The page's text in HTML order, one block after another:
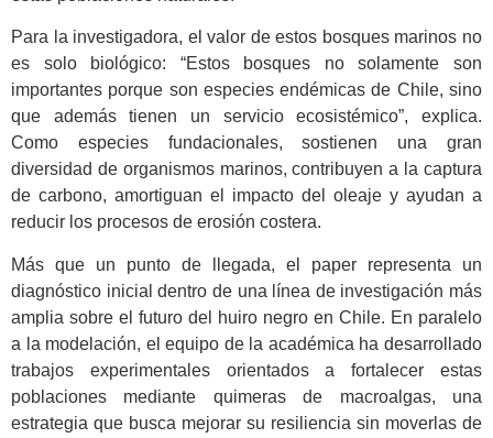
Para la investigadora, el valor de estos bosques marinos no
es solo biológico: “Estos bosques no solamente son
importantes porque son especies endémicas de Chile, sino
que además tienen un servicio ecosistémico”, explica.
Como especies fundacionales, sostienen una gran
diversidad de organismos marinos, contribuyen a la captura
de carbono, amortiguan el impacto del oleaje y ayudan a
reducir los procesos de erosión costera.
Más que un punto de llegada, el paper representa un
diagnóstico inicial dentro de una línea de investigación más
amplia sobre el futuro del huiro negro en Chile. En paralelo
a la modelación, el equipo de la académica ha desarrollado
trabajos experimentales orientados a fortalecer estas
poblaciones mediante quimeras de macroalgas, una
estrategia que busca mejorar su resiliencia sin moverlas de